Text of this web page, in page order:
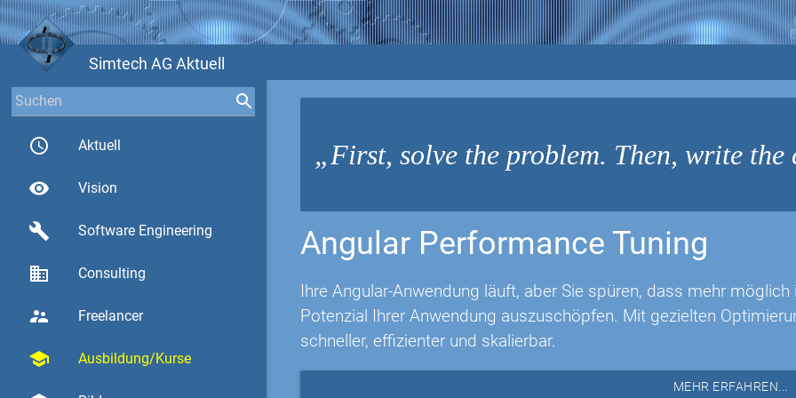
Simtech AG Aktuell
access_time Aktuell
visibility Vision
build Software Engineering
business Consulting
supervisor_account Freelancer
school Ausbildung/Kurse
First, solve the problem. Then, write the
Angular Performance Tuning
Ihre Angular-Anwendung läuft, aber Sie spüren, dass mehr
Potenzial Ihrer Anwendung auszuschöpfen. Mit gezielten
schneller, effizienter und skalierbar.
MEHR ERFAHREN...